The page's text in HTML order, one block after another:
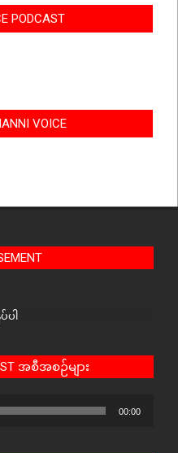
PODCAST
VOICE
ါ
အစီအစဉ်များ
00:00